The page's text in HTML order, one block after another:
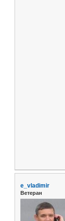
e_vladimir
Ветеран